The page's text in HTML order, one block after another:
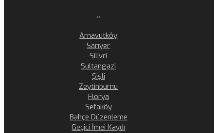
..
Arnavutköy
Sarıyer
Silivri
Sultangazi
Şişli
Zeytinburnu
Florya
Sefaköy
Bahçe Düzenleme
Geçici İmei Kaydı